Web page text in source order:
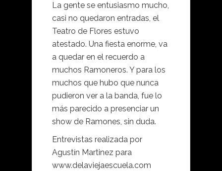
La gente se entusiasmo mucho,
casi no quedaron entradas, el
Teatro de Flores estuvo
atestado. Una fiesta enorme, va
a quedar en el recuerdo a
muchos Ramoneros. Y para los
muchos que hubo que nunca
pudieron ver a la banda, fue lo
más parecido a presenciar un
show de Ramones, sin duda.
Entrevistas realizada por
Agustín Martinez para
www.delaviejaescuela.com